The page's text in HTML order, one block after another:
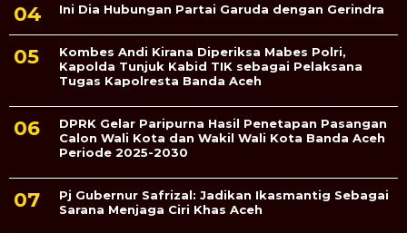
Ini Dia Hubungan Partai Garuda dengan Gerindra
Kombes Andi Kirana Diperiksa Mabes Polri,
Kapolda Tunjuk Kabid TIK sebagai Pelaksana
Tugas Kapolresta Banda Aceh
DPRK Gelar Paripurna Hasil Penetapan Pasangan
Calon Wali Kota dan Wakil Wali Kota Banda Aceh
Periode 2025-2030
Pj Gubernur Safrizal: Jadikan Ikasmantig Sebagai
Sarana Menjaga Ciri Khas Aceh